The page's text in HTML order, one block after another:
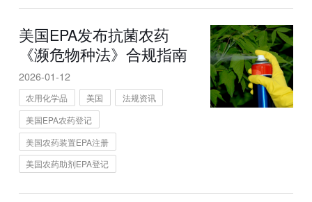
美国EPA发布抗菌农药
《濒危物种法》合规指南
2026-01-12
农用化学品 美国
法规资讯
美国EPA农药登记
美国农药装置EPA注册
美国农药助剂EPA登记